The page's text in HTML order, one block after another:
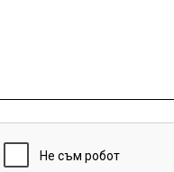
ОбщественИнтерес
ИсторияНаБългария